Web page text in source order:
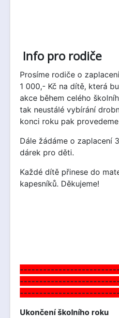
Info pro rodiče
Prosíme rodiče o
1 000,- Kč na dítě, která
akce během celého
tak neustálé vybírání
konci roku pak
Dále žádáme o zaplacení
dárek pro děti.
Každé dítě přinese do
kapesníků. Děkujeme!
Ukončení školního roku